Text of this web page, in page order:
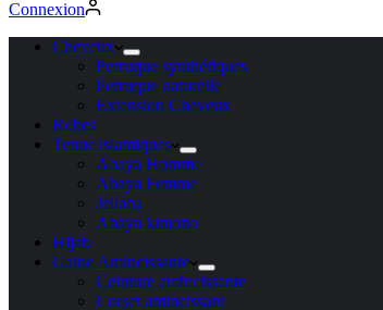
Connexion
Cheveux
Perruque synthétiques
Perruque naturelle
Extension Cheveux
Robes
Tenue islamiques
Abaya Homme
Abaya Femme
Jellaba
Abaya kimono
Hijab
Gaine Amincissante
Ceinture amincissante
Corset amincissant